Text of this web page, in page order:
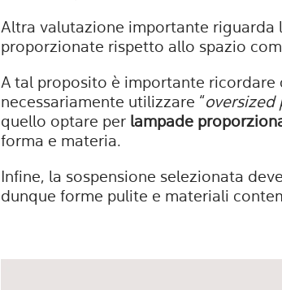
Altra valutazione importante riguarda
proporzionate rispetto allo spazio
A tal proposito è importante
necessariamente utilizzare “oversized
quello optare per lampade
forma e materia.
Infine, la sospensione selezionata
dunque forme pulite e materiali